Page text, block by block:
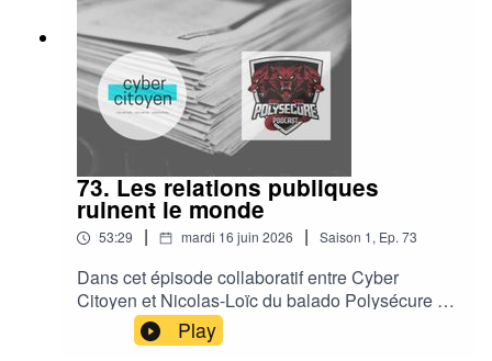
73. Les relations publiques
ruinent le monde
53:29 | mardi 16 juin 2026 | Saison 1, Ep.73
Dans cet épisode collaboratif entre Cyber
Citoyen et Nicolas-Loïc du balado Polysécure on
aborde plusieurs sujets d'actualités:Le système
SORM et le contrôle accru de l'Internet russe par
Play